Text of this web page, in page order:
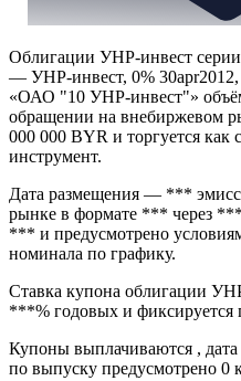
Облигации УНР-инвест
— УНР-инвест, 0%
«ОАО "10 УНР-инвест"»
обращении на внебиржевом
000 000 BYR и торгуется как
инструмент.
Дата размещения — ***
рынке в формате *** через
*** и предусмотрено
номинала по графику.
Ставка купона облигации
***% годовых и фиксируется
Купоны выплачиваются ,
по выпуску предусмотрено 0